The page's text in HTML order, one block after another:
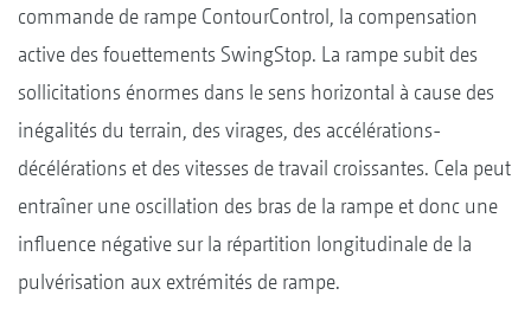
commande de rampe ContourControl, la compensation
active des fouettements SwingStop. La rampe subit des
sollicitations énormes dans le sens horizontal à cause des
inégalités du terrain, des virages, des accélérations-
décélérations et des vitesses de travail croissantes. Cela peut
entraîner une oscillation des bras de la rampe et donc une
influence négative sur la répartition longitudinale de la
pulvérisation aux extrémités de rampe.